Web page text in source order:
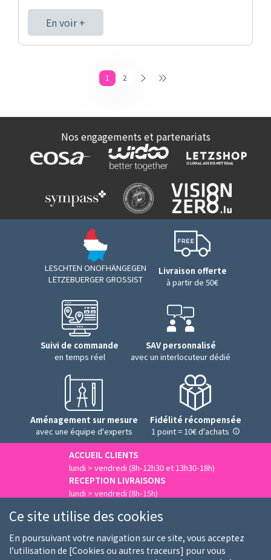
En voir +
1 2
Nos engagements et partenariats
LESCHTEN ONOFHÄNGEGEN
LËTZEBUERGER GROSSIST
Livraison offerte
à partir de 50€
Suivi de commande
en temps réel
SAV personnalisé
avec un interlocuteur dédié
Aménagement sur mesure
avec une équipe d'experts
Fidélité récompensée
1 point = 10€ d'achats
ACCUEIL CLIENTS
lundi > vendredi (8h-12h30 et 13h30-18h)
RECEPTION LIVRAISONS
lundi > vendredi (8h-15h)
Ce site utilise des cookies
En poursuivant votre navigation sur ce site, vous acceptez
l’utilisation de [Cookies ou autres traceurs] pour vous